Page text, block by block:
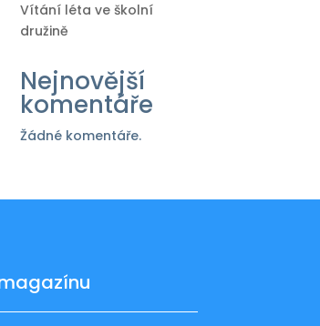
Vítání léta ve školní
družině
Nejnovější
komentáře
Žádné komentáře.